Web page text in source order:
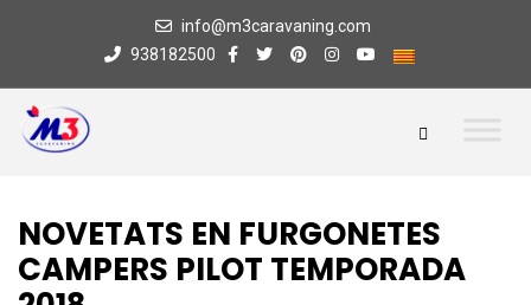
info@m3caravaning.com
938182500
NOVETATS EN FURGONETES
CAMPERS PILOT TEMPORADA